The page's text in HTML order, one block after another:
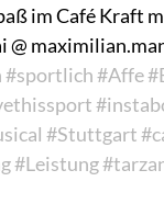
im Café Kraft
@
#sportlich#Affe
#Stuttgart
#Leistung